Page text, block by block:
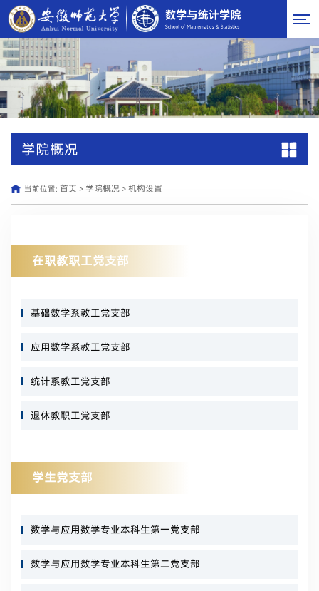
学院概况
当前位置: 首页 > 学院概况> 机构设置
在职教职工党支部
基础数学系教工党支部
应用数学系教工党支部
统计系教工党支部
退休教职工党支部
学生党支部
数学与应用数学专业本科生第一党支部
数学与应用数学专业本科生第二党支部